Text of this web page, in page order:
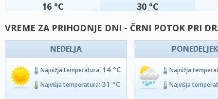
16 °C 30 °C
VREME ZA PRIHODNJE DNI - ČRNI POTOK PRI
NEDELJA
Najnižja temperatura: 14 °C
Najvišja temperatura: 31 °C
PONEDELJEK
Najnižja
Najvišja